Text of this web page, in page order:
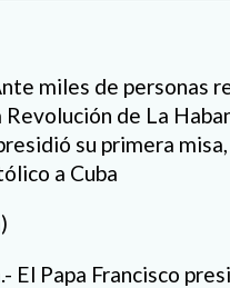
miles de personas
Revolución de La
su primera
a Cuba
El Papa Francisco